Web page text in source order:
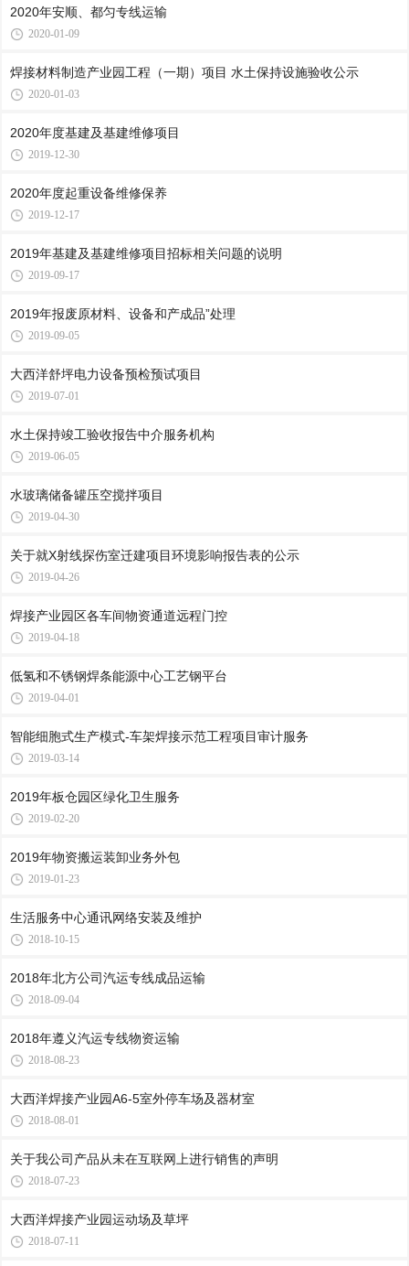
2020年安顺、都匀专线运输
2020-01-09
焊接材料制造产业园工程（一期）项目 水土保持设施验收公示
2020-01-03
2020年度基建及基建维修项目
2019-12-30
2020年度起重设备维修保养
2019-12-17
2019年基建及基建维修项目招标相关问题的说明
2019-09-17
2019年报废原材料、设备和产成品”处理
2019-09-05
大西洋舒坪电力设备预检预试项目
2019-07-01
水土保持竣工验收报告中介服务机构
2019-06-05
水玻璃储备罐压空搅拌项目
2019-04-30
关于就X射线探伤室迁建项目环境影响报告表的公示
2019-04-26
焊接产业园区各车间物资通道远程门控
2019-04-18
低氢和不锈钢焊条能源中心工艺钢平台
2019-04-01
智能细胞式生产模式-车架焊接示范工程项目审计服务
2019-03-14
2019年板仓园区绿化卫生服务
2019-02-20
2019年物资搬运装卸业务外包
2019-01-23
生活服务中心通讯网络安装及维护
2018-10-15
2018年北方公司汽运专线成品运输
2018-09-04
2018年遵义汽运专线物资运输
2018-08-23
大西洋焊接产业园A6-5室外停车场及器材室
2018-08-01
关于我公司产品从未在互联网上进行销售的声明
2018-07-23
大西洋焊接产业园运动场及草坪
2018-07-11